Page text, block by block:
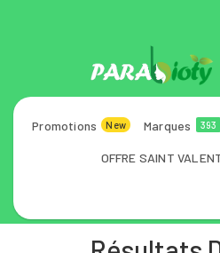
Promotions New Marques 393
OFFRE SAINT